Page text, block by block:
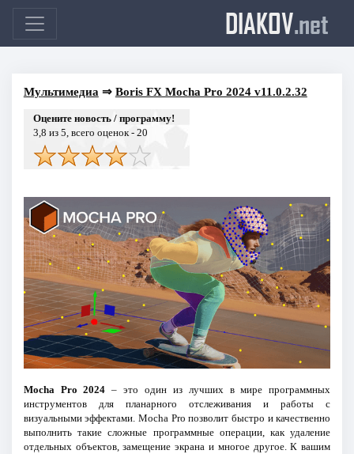
DIAKOV.net
Мультимедиа ⇒ Boris FX Mocha Pro 2024 v11.0.2.32
Оцените новость / программу!
3,8 из 5, всего оценок - 20
Mocha Pro 2024 – это один из лучших в мире программных
инструментов для планарного отслеживания и работы с
визуальными эффектами. Mocha Pro позволит быстро и качественно
выполнить такие сложные программные операции, как удаление
отдельных объектов, замещение экрана и многое другое. К вашим